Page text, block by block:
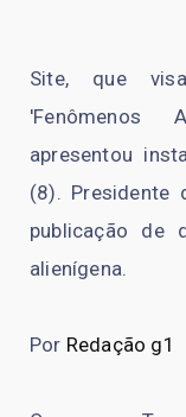
Site, que
'Fenômenos
apresentou
(8). Presidente
publicação de
alienígena.
Por Redação g1